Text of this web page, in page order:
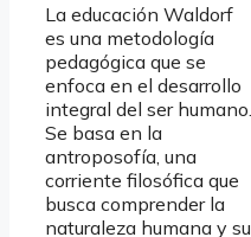
La educación Waldorf
es una metodología
pedagógica que se
enfoca en el desarrollo
integral del ser humano.
Se basa en la
antroposofía, una
corriente filosófica que
busca comprender la
naturaleza humana y su